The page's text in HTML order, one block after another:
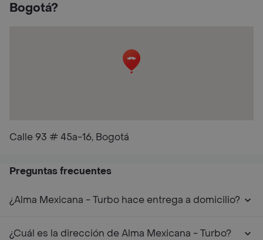
Bogotá?
Calle 93 # 45a-16, Bogotá
Preguntas frecuentes
¿Alma Mexicana - Turbo hace entrega a domicilio?
¿Cuál es la dirección de Alma Mexicana - Turbo?